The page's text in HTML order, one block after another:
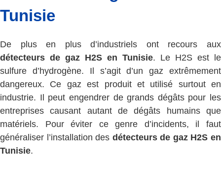
Tunisie
De plus en plus d’industriels ont recours aux
détecteurs de gaz H2S en Tunisie. Le H2S est le
sulfure d’hydrogène. Il s’agit d’un gaz extrêmement
dangereux. Ce gaz est produit et utilisé surtout en
industrie. Il peut engendrer de grands dégâts pour les
entreprises causant autant de dégâts humains que
matériels. Pour éviter ce genre d’incidents, il faut
généraliser l’installation des détecteurs de gaz H2S en
Tunisie.